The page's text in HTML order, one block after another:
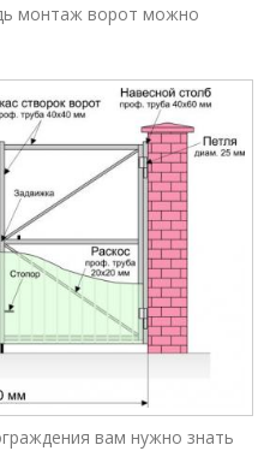
монтаж ворот можно
вам нужно знать